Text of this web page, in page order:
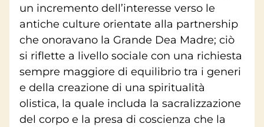
un incremento dell’interesse verso le
antiche culture orientate alla partnership
che onoravano la Grande Dea Madre; ciò
si riflette a livello sociale con una richiesta
sempre maggiore di equilibrio tra i generi
e della creazione di una spiritualità
olistica, la quale includa la sacralizzazione
del corpo e la presa di coscienza che la